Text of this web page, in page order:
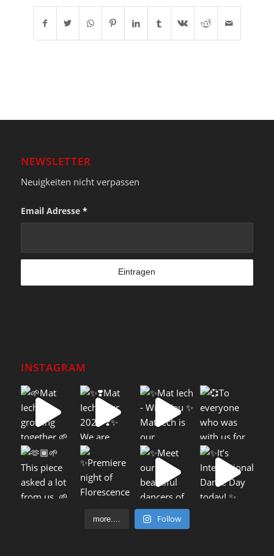
NEWSLETTER
Neuigkeiten nicht verpassen
Email Adresse *
INSTAGRAM
more.... Follow